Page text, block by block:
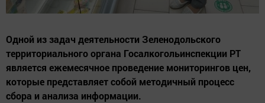
Одной из задач деятельности Зеленодольского
территориального органа Госалкогольинспекции РТ
является ежемесячное проведение мониторингов цен,
которые представляет собой методичный процесс
сбора и анализа информации.